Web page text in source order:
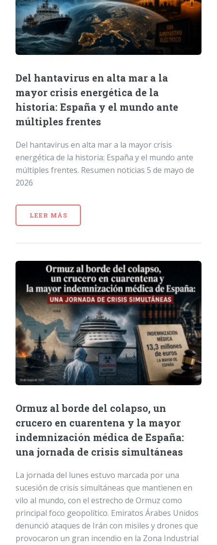
Del hantavirus en alta mar a la
mayor crisis energética de la
historia: España y el mundo ante
múltiples frentes
Del hantavirus en alta mar a la mayor crisis
energética de la historia: España y el mundo ante
múltiples frentes. Resumen noticias 5 de mayo de
2026
LEER MÁS
Ormuz al borde del colapso, un
crucero en cuarentena y la mayor
indemnización médica de España:
una jornada de crisis simultáneas
La jornada del lunes estuvo marcada por una
sucesión de crisis simultáneas que mantienen en
vilo al mundo, con el estrecho de Ormuz como
principal foco geopolítico. Emiratos Árabes Unidos
denunció ataques de Irán con misiles y drones que
provocaron un gran incendio en la Zona Industrial